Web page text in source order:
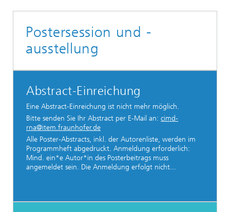
Postersession und -
ausstellung
Abstract-Einreichung
Eine Abstract-Einreichung ist nicht mehr möglich.
Bitte senden Sie Ihr Abstract per E-Mail an: cimd-
rna@item.fraunhofer.de
Alle Poster-Abstracts, inkl. der Autorenliste, werden im
Programmheft abgedruckt. Anmeldung erforderlich:
Mind. ein*e Autor*in des Posterbeitrags muss
angemeldet sein. Die Anmeldung erfolgt nicht...